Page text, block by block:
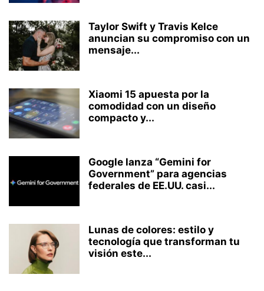
Taylor Swift y Travis Kelce
anuncian su compromiso con un
mensaje...
Xiaomi 15 apuesta por la
comodidad con un diseño
compacto y...
Google lanza “Gemini for
Government” para agencias
federales de EE.UU. casi...
Lunas de colores: estilo y
tecnología que transforman tu
visión este...